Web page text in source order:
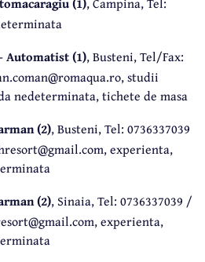
– Automatist (1), Busteni, Tel/Fax:
studii
nedeterminata, tichete de masa
(2), Busteni, Tel: 0736337039
experienta,
(2), Sinaia, Tel: 0736337039 /
experienta,